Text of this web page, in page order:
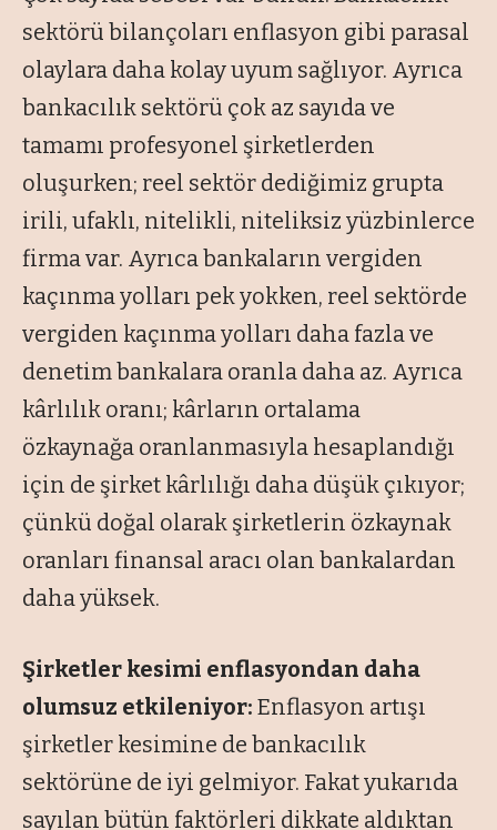
sektörü bilançoları enflasyon gibi parasal
olaylara daha kolay uyum sağlıyor. Ayrıca
bankacılık sektörü çok az sayıda ve
tamamı profesyonel şirketlerden
oluşurken; reel sektör dediğimiz grupta
irili, ufaklı, nitelikli, niteliksiz yüzbinlerce
firma var. Ayrıca bankaların vergiden
kaçınma yolları pek yokken, reel sektörde
vergiden kaçınma yolları daha fazla ve
denetim bankalara oranla daha az. Ayrıca
kârlılık oranı; kârların ortalama
özkaynağa oranlanmasıyla hesaplandığı
için de şirket kârlılığı daha düşük çıkıyor;
çünkü doğal olarak şirketlerin özkaynak
oranları finansal aracı olan bankalardan
daha yüksek.
Şirketler kesimi enflasyondan daha
olumsuz etkileniyor: Enflasyon artışı
şirketler kesimine de bankacılık
sektörüne de iyi gelmiyor. Fakat yukarıda
sayılan bütün faktörleri dikkate aldıktan